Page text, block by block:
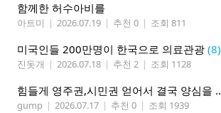
함께한 허수아비를
아트미 | 2026.07.19 | 추천 0 | 조회 811
미국인들 200만명이 한국으로 의료관광 (8)
진돗개 | 2026.07.18 | 추천 2 | 조회 1128
힘들게 영주권,시민권 얻어서 결국 양심을 ..
gump | 2026.07.17 | 추천 0 | 조회 1939